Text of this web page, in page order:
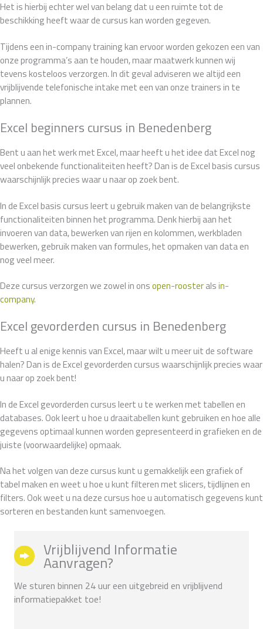
Het is hierbij echter wel van belang dat u een ruimte tot de
beschikking heeft waar de cursus kan worden gegeven.
Tijdens een in-company training kan ervoor worden gekozen een van
onze programma’s aan te houden, maar maatwerk kunnen wij
tevens kosteloos verzorgen. In dit geval adviseren we altijd een
vrijblijvende telefonische intake met een van onze trainers in te
plannen.
Excel beginners cursus in Benedenberg
Bent u aan het werk met Excel, maar heeft u het idee dat Excel nog
veel onbekende functionaliteiten heeft? Dan is de Excel basis cursus
waarschijnlijk precies waar u naar op zoek bent.
In de Excel basis cursus leert u gebruik maken van de belangrijkste
functionaliteiten binnen het programma. Denk hierbij aan het
invoeren van data, bewerken van rijen en kolommen, werkbladen
bewerken, gebruik maken van formules, het opmaken van data en
nog veel meer.
Deze cursus verzorgen we zowel in onsopen-roosteralsin-
company.
Excel gevorderden cursus in Benedenberg
Heeft u al enige kennis van Excel, maar wilt u meer uit de software
halen? Dan is de Excel gevorderden cursus waarschijnlijk precies waar
u naar op zoek bent!
In de Excel gevorderden cursus leert u te werken met tabellen en
databases. Ook leert u hoe u draaitabellen kunt gebruiken en hoe alle
gegevens optimaal kunnen worden gepresenteerd in grafieken en de
juiste (voorwaardelijke) opmaak.
Na het volgen van deze cursus kunt u gemakkelijk een grafiek of
tabel maken en weet u hoe u kunt filteren met slicers, tijdlijnen en
filters. Ook weet u na deze cursus hoe u automatisch gegevens kunt
sorteren en bestanden kunt samenvoegen.
Vrijblijvend Informatie
Aanvragen?
We sturen binnen 24 uur een uitgebreid en vrijblijvend
informatiepakket toe!